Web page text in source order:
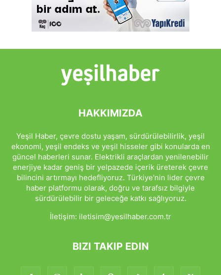
HAKKIMIZDA
Yeşil Haber, çevre dostu yaşam, sürdürülebilirlik, yeşil
ekonomi, yeşil endeks ve yeşil hisseler gibi konularda en
güncel haberleri sunar. Elektrikli araçlardan yenilenebilir
enerjiye kadar geniş bir yelpazede içerik üreterek çevre
bilincini artırmayı hedefliyoruz. Türkiye'nin lider çevre
haber platformu olarak, doğru ve tarafsız bilgiyle
sürdürülebilir bir geleceğe katkı sağlıyoruz.
İletişim: iletisim@yesilhaber.com.tr
BIZI TAKIP EDIN